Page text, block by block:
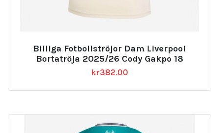
Billiga Fotbollströjor Dam Liverpool
Bortatröja 2025/26 Cody Gakpo 18
kr382.00